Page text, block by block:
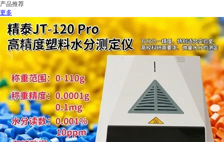
产品推荐
更多